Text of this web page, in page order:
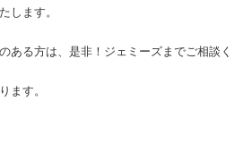
します。
ある方は、是非！ジェミーズまでご相談く
ます。